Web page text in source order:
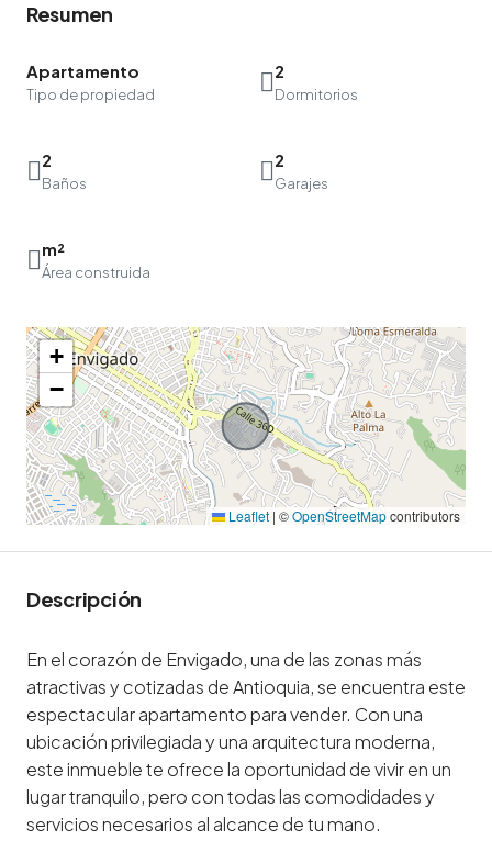
Resumen
Apartamento
Tipo de propiedad
2
Dormitorios
2
Baños
2
Garajes
m²
Área construida
+
−
Leaflet | ©OpenStreetMapcontributors
Descripción
En el corazón de Envigado, una de las zonas más
atractivas y cotizadas de Antioquia, se encuentra este
espectacular apartamento para vender. Con una
ubicación privilegiada y una arquitectura moderna,
este inmueble te ofrece la oportunidad de vivir en un
lugar tranquilo, pero con todas las comodidades y
servicios necesarios al alcance de tu mano.